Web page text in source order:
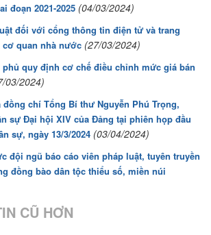
đoạn 2021-2025 (04/03/2024)
đối với cổng thông tin điện tử và trang
quan nhà nước (27/03/2024)
quy định cơ chế điều chỉnh mức giá bán
03/2024)
đồng chí Tổng Bí thư Nguyễn Phú Trọng,
sự Đại hội XIV của Đảng tại phiên họp đầu
sự, ngày 13/3/2024 (03/04/2024)
đội ngũ báo cáo viên pháp luật, tuyên truyền
đồng bào dân tộc thiểu số, miền núi
CŨ HƠN